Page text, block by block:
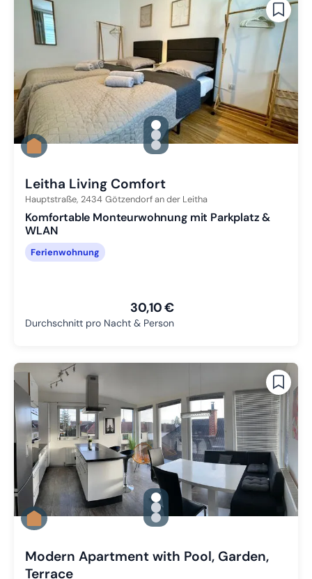
gallery.slide_selector
Zu Slide 1 wechseln
Zu Slide 2 wechseln
Zu Slide 3 wechseln
Leitha Living Comfort
Hauptstraße, 2434 Götzendorf an der Leitha
Komfortable Monteurwohnung mit Parkplatz &
WLAN
Ferienwohnung
30,10 €
Durchschnitt pro Nacht & Person
gallery.slide_selector
Zu Slide 1 wechseln
Zu Slide 2 wechseln
Zu Slide 3 wechseln
Modern Apartment with Pool, Garden,
Terrace